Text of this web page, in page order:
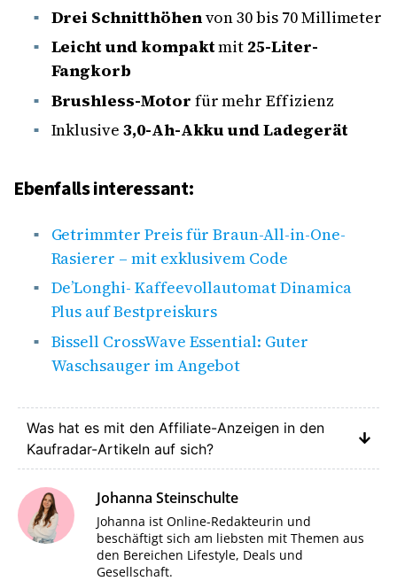
Drei Schnitthöhenvon 30 bis 70 Millimeter
Leicht und kompaktmit 25-Liter-
Fangkorb
Brushless-Motor für mehr Effizienz
Inklusive 3,0-Ah-Akku und Ladegerät
Ebenfalls interessant:
Getrimmter Preis für Braun-All-in-One-
Rasierer – mit exklusivem Code
De’Longhi- Kaffeevollautomat Dinamica
Plus auf Bestpreiskurs
Bissell CrossWave Essential: Guter
Waschsauger im Angebot
Was hat es mit den Affiliate-Anzeigen in den
Kaufradar-Artikeln auf sich?
Johanna Steinschulte
Johanna ist Online-Redakteurin und
beschäftigt sich am liebsten mit Themen aus
den Bereichen Lifestyle, Deals und
Gesellschaft.